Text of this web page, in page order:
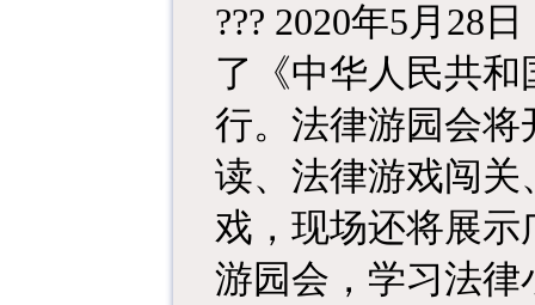
??? 2020年5月28
了《中华人民共和
行。法律游园会
读、法律游戏闯
戏，现场还将展
游园会，学习法律